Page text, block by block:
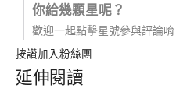
你給幾顆星呢？
歡迎一起點擊星號參與評論唷
按讚加入粉絲團
延伸閱讀